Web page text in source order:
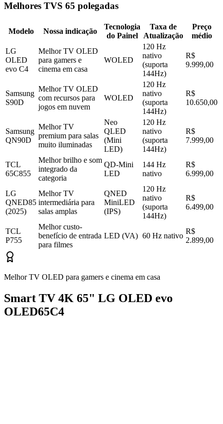
Melhores TVS 65 polegadas
Modelo Nossa indicação
Tecnologia
do Painel
Taxa de
Atualização
Preço
médio
LG
OLED
evo C4
Melhor TV OLED
para gamers e
cinema em casa
WOLED
120 Hz
nativo
(suporta
144Hz)
R$
9.999,00
Samsung
S90D
Melhor TV OLED
com recursos para
jogos em nuvem
WOLED
120 Hz
nativo
(suporta
144Hz)
R$
10.650,00
Samsung
QN90D
Melhor TV
premium para salas
muito iluminadas
Neo
QLED
(Mini
LED)
120 Hz
nativo
(suporta
144Hz)
R$
7.999,00
TCL
65C855
Melhor brilho e som
integrado da
categoria
QD-Mini
LED
144 Hz
nativo
R$
6.999,00
LG
QNED85
(2025)
Melhor TV
intermediária para
salas amplas
QNED
MiniLED
(IPS)
120 Hz
nativo
(suporta
144Hz)
R$
6.499,00
TCL
P755
Melhor custo-
benefício de entrada
para filmes
LED (VA) 60 Hz nativo
R$
2.899,00
Melhor TV OLED para gamers e cinema em casa
Smart TV 4K 65" LG OLED evo
OLED65C4